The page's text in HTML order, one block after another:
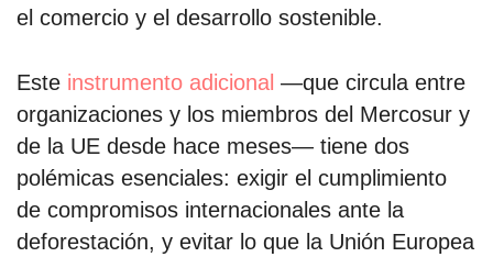
el comercio y el desarrollo sostenible.
Este instrumento adicional —que circula entre
organizaciones y los miembros del Mercosur y
de la UE desde hace meses— tiene dos
polémicas esenciales: exigir el cumplimiento
de compromisos internacionales ante la
deforestación, y evitar lo que la Unión Europea